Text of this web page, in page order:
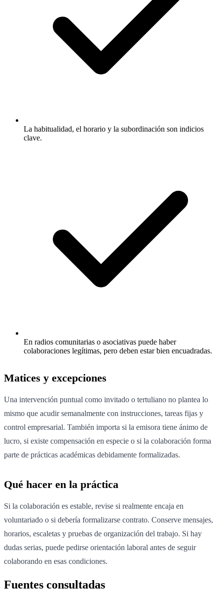
La habitualidad, el horario y la subordinación son indicios
clave.
En radios comunitarias o asociativas puede haber
colaboraciones legítimas, pero deben estar bien encuadradas.
Matices y excepciones
Una intervención puntual como invitado o tertuliano no plantea lo
mismo que acudir semanalmente con instrucciones, tareas fijas y
control empresarial. También importa si la emisora tiene ánimo de
lucro, si existe compensación en especie o si la colaboración forma
parte de prácticas académicas debidamente formalizadas.
Qué hacer en la práctica
Si la colaboración es estable, revise si realmente encaja en
voluntariado o si debería formalizarse contrato. Conserve mensajes,
horarios, escaletas y pruebas de organización del trabajo. Si hay
dudas serias, puede pedirse orientación laboral antes de seguir
colaborando en esas condiciones.
Fuentes consultadas